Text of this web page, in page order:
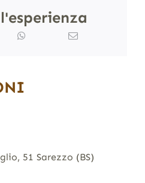
51 Sarezzo (BS)